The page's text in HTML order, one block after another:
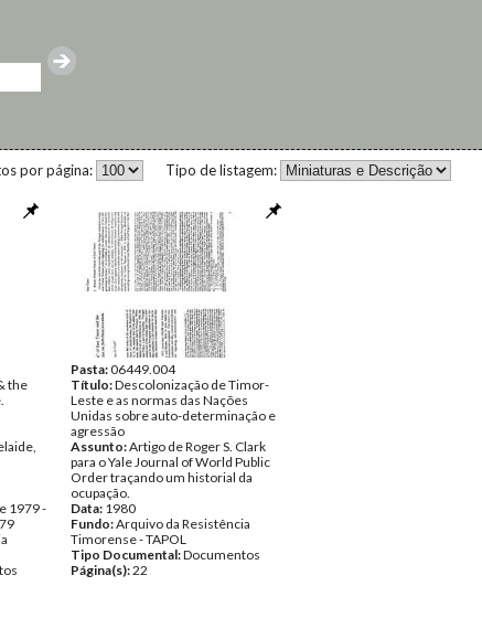
Tipo de listagem:
por página:
the
1979 -
Pasta:06449.004
Título:Descolonização de Timor-
Leste e as normas das Nações
Unidas sobre auto-determinação e
agressão
Assunto:Artigo de Roger S. Clark
para o Yale Journal of World Public
Order traçando um historial da
ocupação.
Data: 1980
Fundo:Arquivo da Resistência
Timorense - TAPOL
Tipo Documental:Documentos
Página(s):22